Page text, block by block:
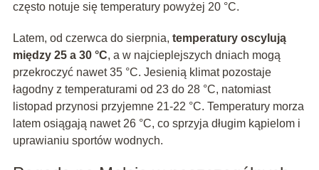
często notuje się temperatury powyżej 20 °C.
Latem, od czerwca do sierpnia, temperatury oscylują
między 25 a 30 °C, a w najcieplejszych dniach mogą
przekroczyć nawet 35 °C. Jesienią klimat pozostaje
łagodny z temperaturami od 23 do 28 °C, natomiast
listopad przynosi przyjemne 21-22 °C. Temperatury morza
latem osiągają nawet 26 °C, co sprzyja długim kąpielom i
uprawianiu sportów wodnych.